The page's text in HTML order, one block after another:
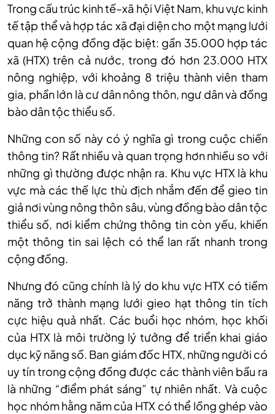
Trong cấu trúc kinh tế–xã hội Việt Nam, khu vực kinh
tế tập thể và hợp tác xã đại diện cho một mạng lưới
quan hệ cộng đồng đặc biệt: gần 35.000 hợp tác
xã (HTX) trên cả nước, trong đó hơn 23.000 HTX
nông nghiệp, với khoảng 8 triệu thành viên tham
gia, phần lớn là cư dân nông thôn, ngư dân và đồng
bào dân tộc thiểu số.
Những con số này có ý nghĩa gì trong cuộc chiến
thông tin? Rất nhiều và quan trọng hơn nhiều so với
những gì thường được nhận ra. Khu vực HTX là khu
vực mà các thế lực thù địch nhắm đến để gieo tin
giả nơi vùng nông thôn sâu, vùng đồng bào dân tộc
thiểu số, nơi kiểm chứng thông tin còn yếu, khiến
một thông tin sai lệch có thể lan rất nhanh trong
cộng đồng.
Nhưng đó cũng chính là lý do khu vực HTX có tiềm
năng trở thành mạng lưới gieo hạt thông tin tích
cực hiệu quả nhất. Các buổi học nhóm, học khối
của HTX là môi trường lý tưởng để triển khai giáo
dục kỹ năng số. Ban giám đốc HTX, những người có
uy tín trong cộng đồng được các thành viên bầu ra
là những “điểm phát sáng” tự nhiên nhất. Và cuộc
học nhóm hằng năm của HTX có thể lồng ghép vào